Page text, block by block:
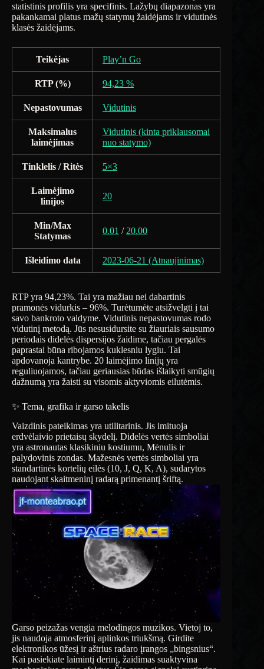
statistinis profilis yra specifinis. Lažybų diapazonas yra
pakankamai platus mažų statymų žaidėjams ir vidutinės
klasės žaidėjams.
Teikėjas Play’n Go
RTP (%) 94,23 %
Nepastovumas Vidutinis
Maksimalus
laimėjimas
Vidutinis (kinta priklausomai
nuo statymo)
Tinklelis / Ritės 5×3
Laimėjimo
linijos
20
Min/Max
Statymas
0.01 / 20.00
Išleidimo data 2023-06-21 (Atnaujinimas)
RTP yra 94,23%. Tai yra mažiau nei dabartinis
pramonės vidurkis – 96%. Turėtumėte atsižvelgti į tai
savo bankroto valdyme. Vidutinis nepastovumas rodo
vidutinį metodą. Jūs nesusidursite su žiauriais sausumo
periodais didelės dispersijos žaidime, tačiau pergalės
paprastai būna ribojamos kuklesniu lygiu. Tai
apdovanoja kantrybe. 20 laimėjimo linijų yra
reguliuojamos, tačiau geriausias būdas išlaikyti smūgių
dažnumą yra žaisti su visomis aktyviomis eilutėmis.
✨ Tema, grafika ir garso takelis
Vaizdinis pateikimas yra utilitarinis. Jis imituoja
erdvėlaivio prietaisų skydelį. Didelės vertės simboliai
yra astronautas klasikiniu kostiumu, Mėnulis ir
palydovinis zondas. Mažesnės vertės simboliai yra
standartinės kortelių eilės (10, J, Q, K, A), sudarytos
naudojant skaitmeninį radarą primenantį šriftą.
Garso peizažas vengia melodingos muzikos. Vietoj to,
jis naudoja atmosferinį aplinkos triukšmą. Girdite
elektronikos ūžesį ir aštrius radaro įrangos „bingsnius“.
Kai pasiekiate laimintį derinį, žaidimas suaktyvina